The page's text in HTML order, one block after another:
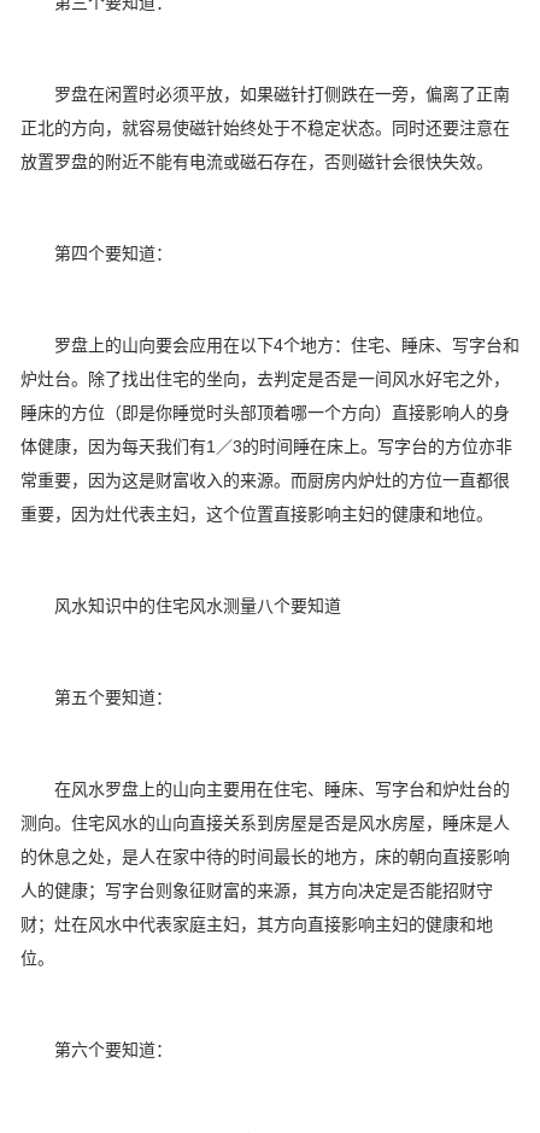
罗盘在闲置时必须平放，如果磁针打侧跌在一旁，偏离了正南
正北的方向，就容易使磁针始终处于不稳定状态。同时还要注意在
放置罗盘的附近不能有电流或磁石存在，否则磁针会很快失效。
第四个要知道：
罗盘上的山向要会应用在以下4个地方：住宅、睡床、写字台和
炉灶台。除了找出住宅的坐向，去判定是否是一间风水好宅之外，
睡床的方位（即是你睡觉时头部顶着哪一个方向）直接影响人的身
体健康，因为每天我们有1／3的时间睡在床上。写字台的方位亦非
常重要，因为这是财富收入的来源。而厨房内炉灶的方位一直都很
重要，因为灶代表主妇，这个位置直接影响主妇的健康和地位。
风水知识中的住宅风水测量八个要知道
第五个要知道：
在风水罗盘上的山向主要用在住宅、睡床、写字台和炉灶台的
测向。住宅风水的山向直接关系到房屋是否是风水房屋，睡床是人
的休息之处，是人在家中待的时间最长的地方，床的朝向直接影响
人的健康；写字台则象征财富的来源，其方向决定是否能招财守
财；灶在风水中代表家庭主妇，其方向直接影响主妇的健康和地
位。
第六个要知道：